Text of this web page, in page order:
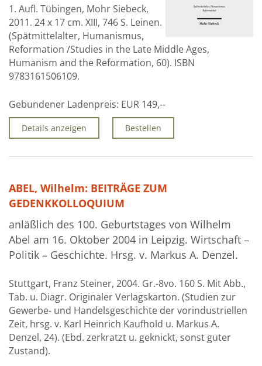
1. Aufl. Tübingen, Mohr Siebeck,
2011. 24 x 17 cm. XIII, 746 S. Leinen.
(Spätmittelalter, Humanismus,
Reformation /Studies in the Late Middle Ages,
Humanism and the Reformation, 60). ISBN
9783161506109.
Gebundener Ladenpreis: EUR 149,--
Details anzeigen Bestellen
ABEL, Wilhelm: BEITRÄGE ZUM
GEDENKKOLLOQUIUM
anläßlich des 100. Geburtstages von Wilhelm
Abel am 16. Oktober 2004 in Leipzig. Wirtschaft –
Politik – Geschichte. Hrsg. v. Markus A. Denzel.
Stuttgart, Franz Steiner, 2004. Gr.-8vo. 160 S. Mit Abb.,
Tab. u. Diagr. Originaler Verlagskarton. (Studien zur
Gewerbe- und Handelsgeschichte der vorindustriellen
Zeit, hrsg. v. Karl Heinrich Kaufhold u. Markus A.
Denzel, 24). (Ebd. zerkratzt u. geknickt, sonst guter
Zustand).